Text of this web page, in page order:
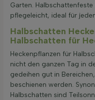
Garten.
pflegeleicht, ideal für
Halbschatten
Halbschatten für
Heckenpflanzen für
nicht den ganzen Tag in
gedeihen gut in
beschienen werden.
Halbschatten sind